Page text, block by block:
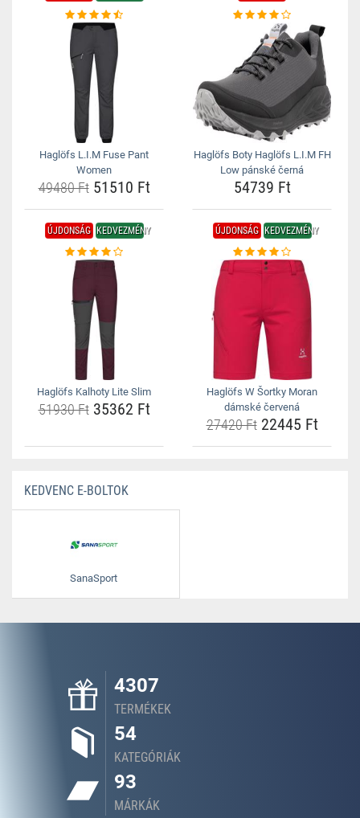
Haglöfs L.I.M Fuse Pant
Women
49480 Ft51510 Ft
Haglöfs Boty Haglöfs L.I.M FH
Low pánské černá
54739 Ft
ÚJDONSÁG KEDVEZMÉNY
Haglöfs Kalhoty Lite Slim
51930 Ft35362 Ft
ÚJDONSÁG KEDVEZMÉNY
Haglöfs W Šortky Moran
dámské červená
27420 Ft22445 Ft
KEDVENC E-BOLTOK
SanaSport
4307
TERMÉKEK
54
KATEGÓRIÁK
93
MÁRKÁK